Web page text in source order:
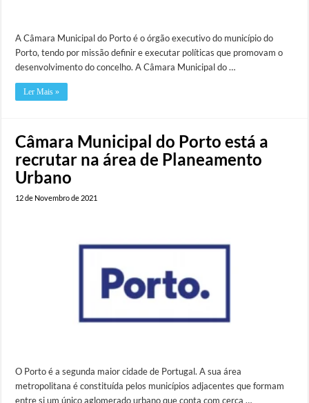
A Câmara Municipal do Porto é o órgão executivo do município do
Porto, tendo por missão definir e executar políticas que promovam o
desenvolvimento do concelho. A Câmara Municipal do …
Ler Mais »
Câmara Municipal do Porto está a
recrutar na área de Planeamento
Urbano
12 de Novembro de 2021
O Porto é a segunda maior cidade de Portugal. A sua área
metropolitana é constituída pelos municípios adjacentes que formam
entre si um único aglomerado urbano que conta com cerca …